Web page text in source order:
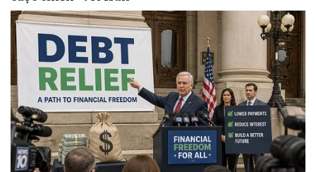
Thể thao
Bóng đá
Lịch thi đấu bóng đá
Thế giới thể thao
eSports
Hậu trường
Ô tô - Xe máy
Ô tô
Xe máy
Tư vấn